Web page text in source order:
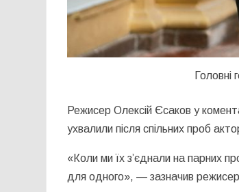
Головні
РежисерОлексій Єсаков у
ухвалили після спільних проб
«Коли ми їх з’єднали на парних
для одного», — зазначив